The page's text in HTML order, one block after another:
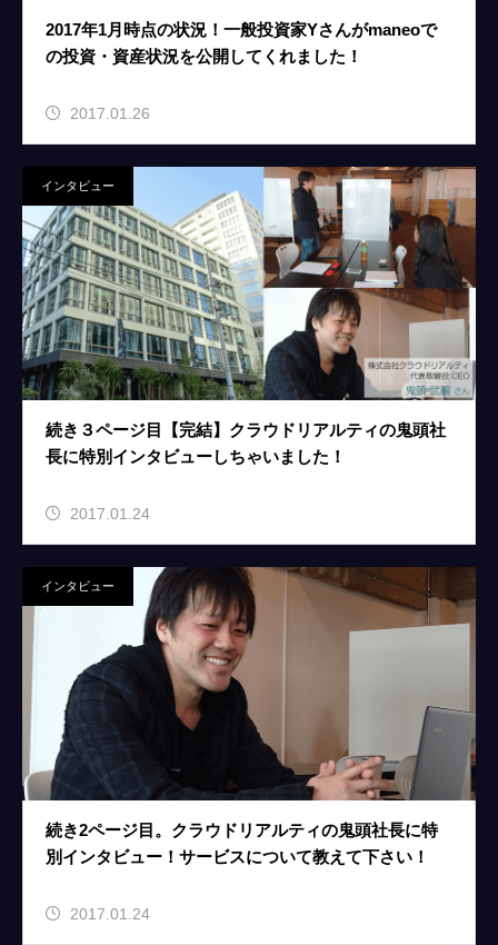
2017年1月時点の状況！一般投資家Yさんがmaneoで
の投資・資産状況を公開してくれました！
2017.01.26
インタビュー
続き３ページ目【完結】クラウドリアルティの鬼頭社
長に特別インタビューしちゃいました！
2017.01.24
インタビュー
続き2ページ目。クラウドリアルティの鬼頭社長に特
別インタビュー！サービスについて教えて下さい！
2017.01.24